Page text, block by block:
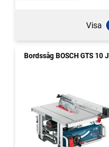
Visa
Bordssåg BOSCH GTS 10 J